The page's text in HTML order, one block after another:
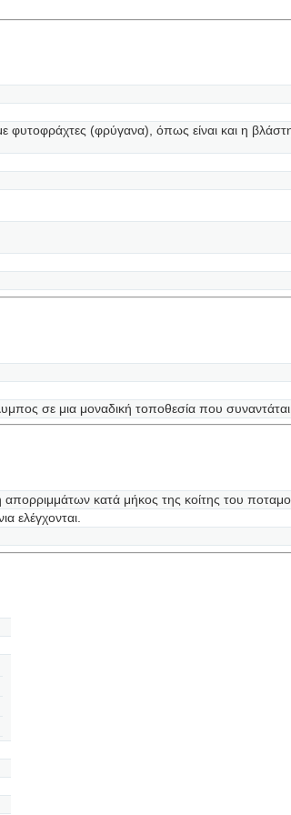
φυτοφράχτες (φρύγανα), όπως είναι και η
σε μια μοναδική τοποθεσία που
απορριμμάτων κατά μήκος της κοίτης του
ελέγχονται.